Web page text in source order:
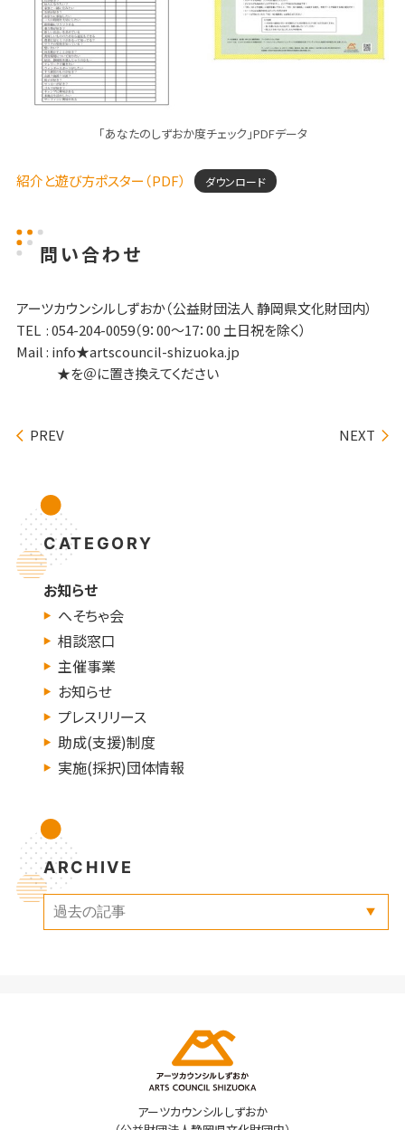
「あなたのしずおか度チェック」PDFデータ
紹介と遊び方ポスター（PDF） ダウンロード
問い合わせ
アーツカウンシルしずおか（公益財団法人 静岡県文化財団内）
TEL : 054-204-0059（9：00～17：00 土日祝を除く）
Mail : info★artscouncil-shizuoka.jp
★を＠に置き換えてください
NEXT
PREV
CATEGORY
お知らせ
へそちゃ会
相談窓口
主催事業
お知らせ
プレスリリース
助成(支援)制度
実施(採択)団体情報
ARCHIVE
アーツカウンシルしずおか